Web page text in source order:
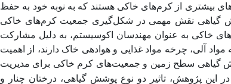
بیشتری از کرم‌های خاکی هستند که به نوبه خود به حفظ
پایداری اکوسیستم‌ها کمک می‌کنند [10]. پوشش گیاهی نقش مهمی در شکل‌گیری جمعیت کرم‌های خاکی
خاکی به عنوان مهندسان اکوسیستم، به دلیل مشارکت
آلی، چرخه مواد غذایی و هوادهی خاک دارند، از اهمیت
گیاهی سطح زمین و جمعیتهای کرم‌ خاکی برای مدیریت
زمین و حفاظت از اکوسیستم ضروری است [10، 18]. در این پژوهش، تاثیر دو نوع پوشش گیاهی، درختان چنار و